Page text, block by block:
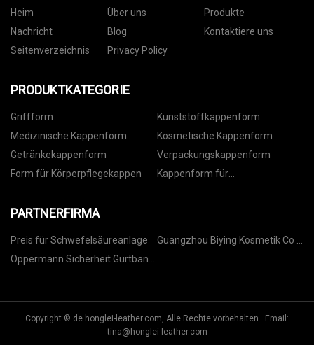
Heim Über uns
Produkte
Nachricht
Blog
Kontaktiere uns
Seitenverzeichnis
Privacy Policy
PRODUKTKATEGORIE
Griffform
Kunststoffkappenform
Medizinische Kappenform
Kosmetische Kappenform
Getränkekappenform
Verpackungskappenform
Form für Körperpflegekappen
Kappenform für
PARTNERFIRMA
Preis für Schwefelsäureanlage
Guangzhou Biying Kosmetik Co .,
Oppermann Sicherheit Gurtband
Copyright © de.honglei-leather.com, Alle Rechte vorbehalten. Email:
tina@honglei-leather.com